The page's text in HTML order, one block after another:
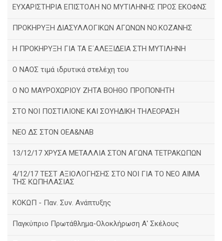
ΕΥΧΑΡΙΣΤΗΡΙΑ ΕΠΙΣΤΟΛΗ ΝΟ ΜΥΤΙΛΗΝΗΣ ΠΡΟΣ ΕΚΟΦΝΣ
ΠΡΟΚΗΡΥΞΗ ΔΙΑΣΥΛΛΟΓΙΚΩΝ ΑΓΩΝΩΝ ΝΟ.ΚΟΖΑΝΗΣ
Η ΠΡΟΚΗΡΥΞΗ ΓΙΑ ΤΑ Ε΄ΑΛΕΞΙΔΕΙΑ ΣΤΗ ΜΥΤΙΛΗΝΗ
Ο ΝΑΟΣ τιμά ιδρυτικά στελέχη του
Ο ΝΟ ΜΑΥΡΟΧΩΡΙΟΥ ΖΗΤΑ ΒΟΗΘΟ ΠΡΟΠΟΝΗΤΗ
ΣΤΟ ΝΟΙ ΠΟΣΤΙΛΙΟΝΕ ΚΑΙ ΣΟΥΗΔΙΚΗ ΤΗΛΕΟΡΑΣΗ
ΝΕΟ ΔΣ ΣΤΟΝ ΟΕΑ&ΝΑΒ
13/12/17 ΧΡΥΣΑ ΜΕΤΑΛΛΙΑ ΣΤΟΝ ΑΓΩΝΑ ΤΕΤΡΑΚΩΠΩΝ
4/12/17 ΤΕΣΤ ΑΞΙΟΛΟΓΗΣΗΣ ΣΤΟ ΝΟΙ ΓΙΑ ΤΟ ΝΕΟ ΑΙΜΑ
ΤΗΣ ΚΩΠΗΛΑΣΙΑΣ
ΚΟΚΩΠ - Παν. Συν. Ανάπτυξης
Παγκύπριο Πρωτάθλημα-Ολοκλήρωση Α' Σκέλους